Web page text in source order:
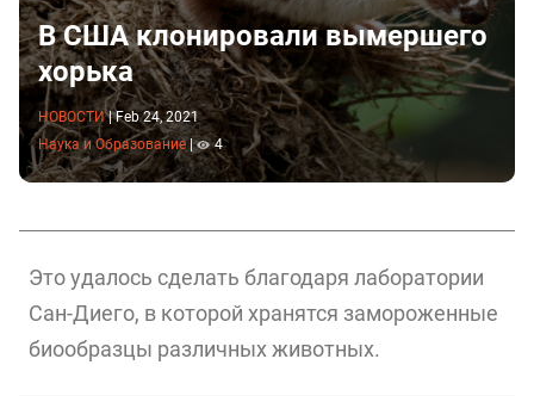
В США клонировали вымершего
хорька
НОВОСТИ | Feb 24, 2021
Наука и Образование | 4
Это удалось сделать благодаря лаборатории
Сан-Диего, в которой хранятся замороженные
биообразцы различных животных.